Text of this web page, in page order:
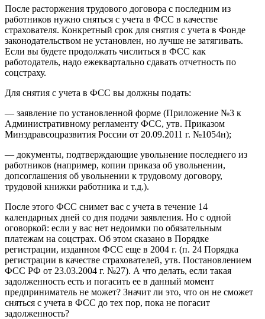
После расторжения трудового договора с последним из
работников нужно сняться с учета в ФСС в качестве
страхователя. Конкретный срок для снятия с учета в Фонде
законодательством не установлен, но лучше не затягивать.
Если вы будете продолжать числиться в ФСС как
работодатель, надо ежеквартально сдавать отчетность по
соцстраху.
Для снятия с учета в ФСС вы должны подать:
— заявление по установленной форме (Приложение №3 к
Административному регламенту ФСС, утв. Приказом
Минздравсоцразвития России от 20.09.2011 г. №1054н);
— документы, подтверждающие увольнение последнего из
работников (например, копии приказа об увольнении,
допсоглашения об увольнении к трудовому договору,
трудовой книжки работника и т.д.).
После этого ФСС снимет вас с учета в течение 14
календарных дней со дня подачи заявления. Но с одной
оговоркой: если у вас нет недоимки по обязательным
платежам на соцстрах. Об этом сказано в Порядке
регистрации, изданном ФСС еще в 2004 г. (п. 24 Порядка
регистрации в качестве страхователей, утв. Постановлением
ФСС РФ от 23.03.2004 г. №27). А что делать, если такая
задолженность есть и погасить ее в данный момент
предприниматель не может? Значит ли это, что он не сможет
сняться с учета в ФСС до тех пор, пока не погасит
задолженность?